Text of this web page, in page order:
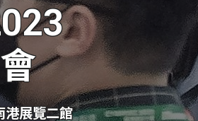
港展覽二館